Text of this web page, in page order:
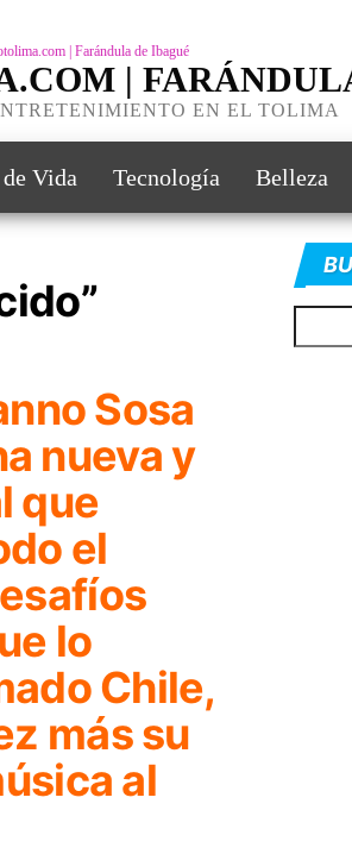
|
EN EL TOLIMA
Vida Tecnología Belleza
Sosa
nueva y
que
el
lo
Chile,
más su
al